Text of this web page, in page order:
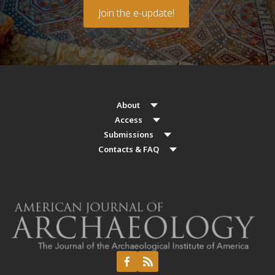
Join the e-update!
About
Access
Submissions
Contacts & FAQ